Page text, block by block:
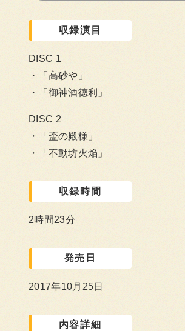
収録演目
DISC 1
「高砂や」
「御神酒徳利」
DISC 2
「盃の殿様」
「不動坊火焔」
収録時間
2時間23分
発売日
2017年10月25日
内容詳細